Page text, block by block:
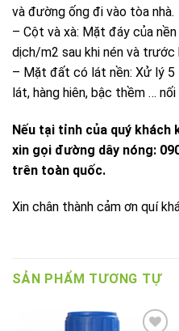
và đường ống đi vào tòa nhà.
– Cột và xà: Mặt đáy của
dịch/m2 sau khi nén và
– Mặt đất có lát nền: Xử lý
lát, hàng hiên, bậc thềm … nối
Nếu tại tỉnh của quý
xin gọi đường dây nóng:
trên toàn quốc.
Xin chân thành cảm ơn quí
SẢN PHẨM TƯƠNG TỰ